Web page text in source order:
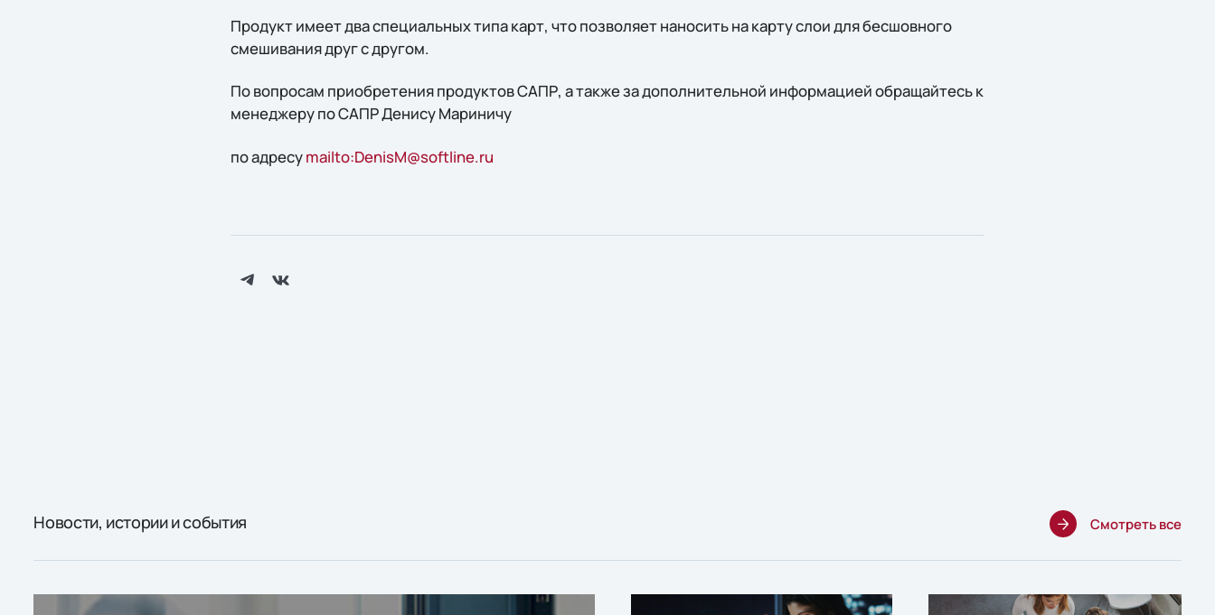
Продукт имеет два специальных типа карт, что позволяет наносить на карту слои для бесшовного
смешивания друг с другом.
По вопросам приобретения продуктов САПР, а также за дополнительной информацией обращайтесь к
менеджеру по САПР Денису Мариничу
по адресуmailto:DenisM@softline.ru
Новости, истории и события Смотреть все